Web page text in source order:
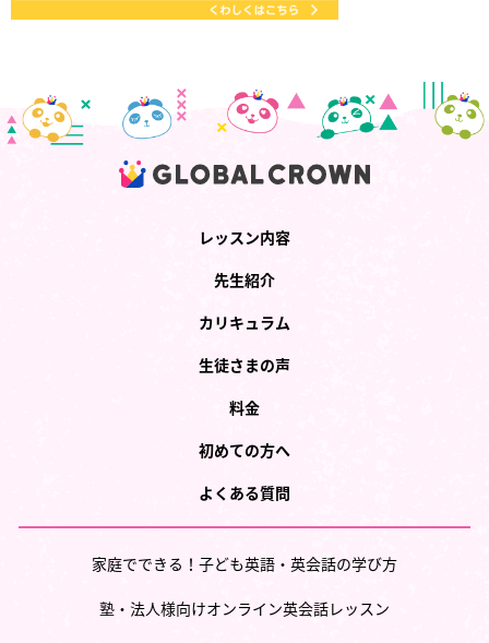
レッスン内容
先生紹介
カリキュラム
生徒さまの声
料金
初めての方へ
よくある質問
家庭でできる！子ども英語・英会話の学び方
塾・法人様向けオンライン英会話レッスン